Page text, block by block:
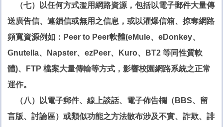
（七）以任何方式濫用網路資源，包括以電子郵件大量傳
送廣告信、連鎖信或無用之信息，或以灌爆信箱、掠奪網路
頻寬資源例如：Peer to Peer軟體(eMule、eDonkey、
Gnutella、Napster、ezPeer、Kuro、BT2 等同性質軟
體)、FTP 檔案大量傳輸等方式，影響校園網路系統之正常
運作。
（八）以電子郵件、線上談話、電子佈告欄（BBS、留
言版、討論區）或類似功能之方法散布涉及不實、詐欺、誹